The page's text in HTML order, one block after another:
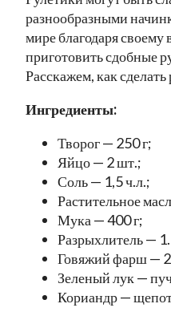
разнообразными
мире благодаря
приготовить сдобные
Расскажем, как
Ингредиенты:
Творог — 250 г;
Яйцо — 2 шт.;
Соль — 1,5 ч.л.;
Растительное
Мука — 400 г;
Разрыхлитель —
Говяжий фарш —
Зеленый лук —
Кориандр —